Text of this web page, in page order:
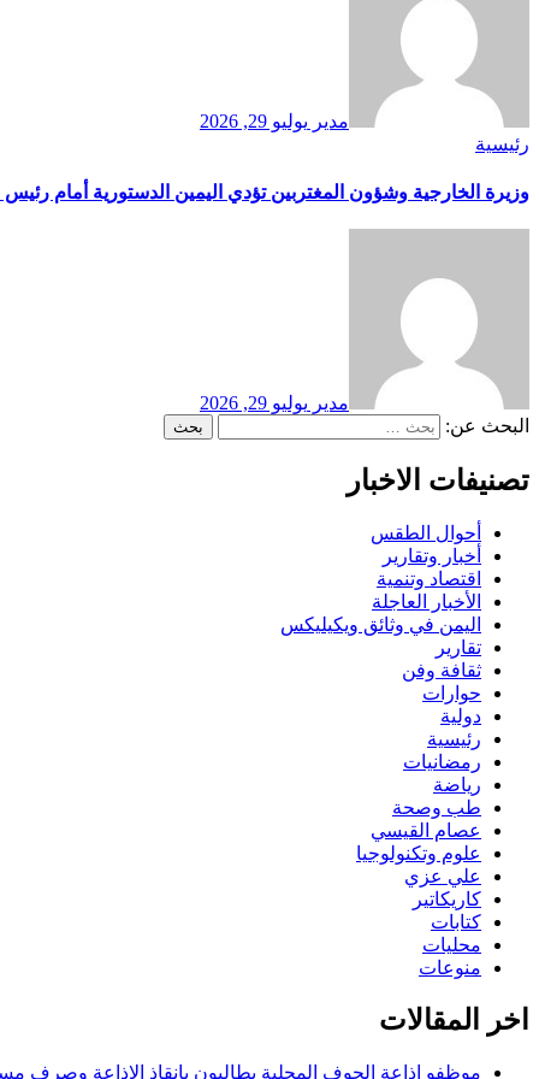
مدير يوليو 29, 2026
رئيسية
وزيرة الخارجية وشؤون المغتربين تؤدي اليمين الدستورية أمام
مدير يوليو 29, 2026
البحث عن:
تصنيفات الاخبار
أحوال الطقس
أخبار وتقارير
اقتصاد وتنمية
الأخبار العاجلة
اليمن في وثائق ويكيليكس
تقارير
ثقافة وفن
حوارات
دولية
رئيسية
رمضانيات
رياضة
طب وصحة
عصام القيسي
علوم وتكنولوجيا
علي عزي
كاريكاتير
كتابات
محليات
منوعات
اخر المقالات
موظفو إذاعة الجوف المحلية يطالبون بإنقاذ الإذاعة وصرف